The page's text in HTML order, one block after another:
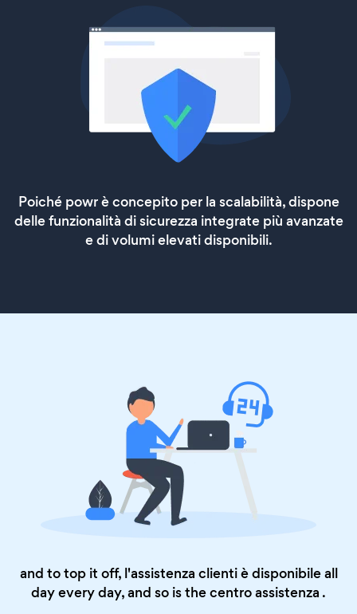
Poiché powr è concepito per la scalabilità, dispone
delle funzionalità di sicurezza integrate più avanzate
e di volumi elevati disponibili.
and to top it off, l'assistenza clienti è disponibile all
day every day, and so is thecentro assistenza .